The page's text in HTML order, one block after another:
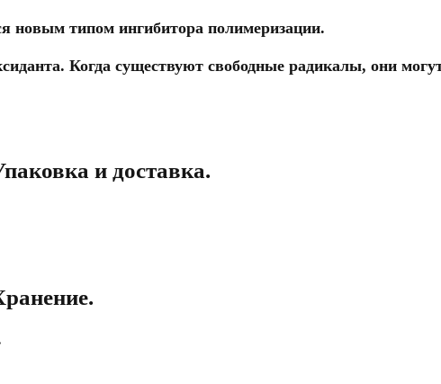
новым типом ингибитора полимеризации.
Когда существуют свободные радикалы, они
и доставка.
.